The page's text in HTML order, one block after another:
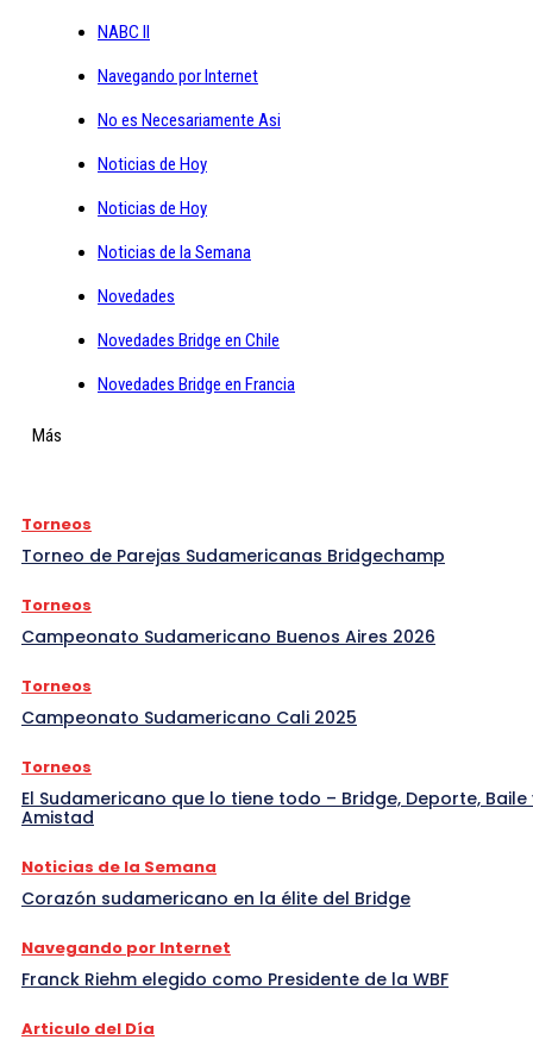
NABC II
Navegando por Internet
No es Necesariamente Asi
Noticias de Hoy
Noticias de Hoy
Noticias de la Semana
Novedades
Novedades Bridge en Chile
Novedades Bridge en Francia
Más
Torneos
Torneo de Parejas Sudamericanas Bridgechamp
Torneos
Campeonato Sudamericano Buenos Aires 2026
Torneos
Campeonato Sudamericano Cali 2025
Torneos
El Sudamericano que lo tiene todo – Bridge, Deporte, Baile
Amistad
Noticias de la Semana
Corazón sudamericano en la élite del Bridge
Navegando por Internet
Franck Riehm elegido como Presidente de la WBF
Articulo del Día